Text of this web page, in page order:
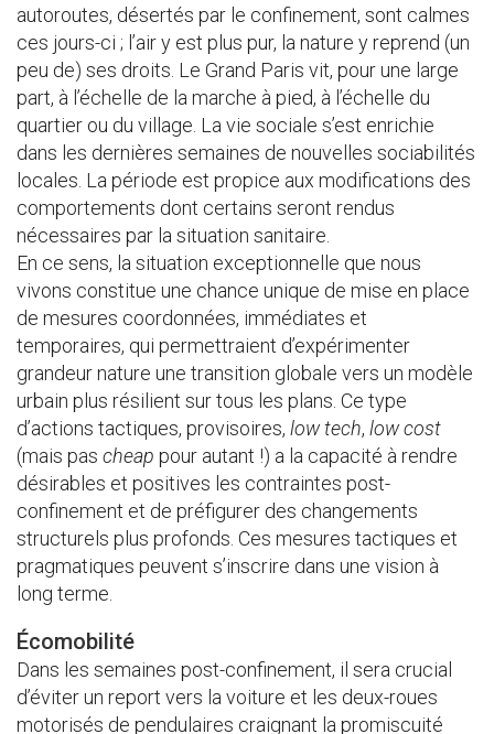
autoroutes, désertés par le confinement, sont calmes
ces jours-ci ; l’air y est plus pur, la nature y reprend (un
peu de) ses droits. Le Grand Paris vit, pour une large
part, à l’échelle de la marche à pied, à l’échelle du
quartier ou du village. La vie sociale s’est enrichie
dans les dernières semaines de nouvelles sociabilités
locales. La période est propice aux modifications des
comportements dont certains seront rendus
nécessaires par la situation sanitaire.
En ce sens, la situation exceptionnelle que nous
vivons constitue une chance unique de mise en place
de mesures coordonnées, immédiates et
temporaires, qui permettraient d’expérimenter
grandeur nature une transition globale vers un modèle
urbain plus résilient sur tous les plans. Ce type
d’actions tactiques, provisoires, low tech, low cost
(mais pas cheap pour autant !) a la capacité à rendre
désirables et positives les contraintes post-
confinement et de préfigurer des changements
structurels plus profonds. Ces mesures tactiques et
pragmatiques peuvent s’inscrire dans une vision à
long terme.
Écomobilité
Dans les semaines post-confinement, il sera crucial
d’éviter un report vers la voiture et les deux-roues
motorisés de pendulaires craignant la promiscuité